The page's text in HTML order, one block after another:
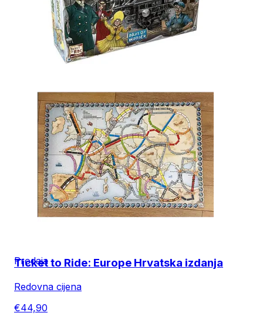
Prodaja
Ticket to Ride: Europe Hrvatska izdanja
Redovna cijena
€44,90